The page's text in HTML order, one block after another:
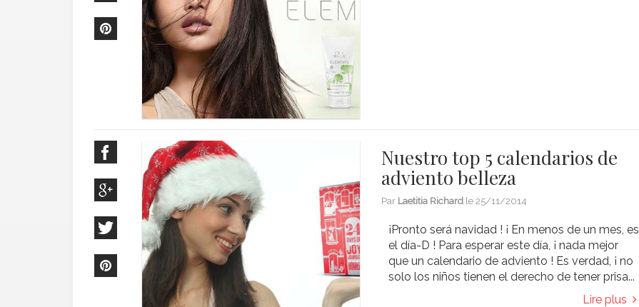
Nuestro top 5 calendarios de
adviento belleza
Par Laetitia Richard le 25/11/2014
¡Pronto será navidad ! ¡ En menos de un mes, es
el día-D ! Para esperar este día, ¡ nada mejor
que un calendario de adviento ! Es verdad, ¡ no
solo los niños tienen el derecho de tener prisa...
Lire plus